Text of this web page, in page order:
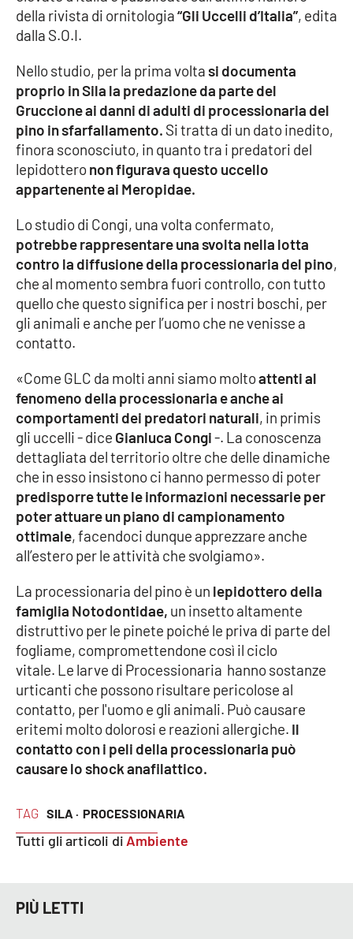
SPECIALI
Buona Sanità Calabria
LACALABRIAVISIONE
Destinazioni
Eventi
Food
Storie
LAC
NETWORK
Lactv.it
Laconair.it
Lacitymag.it
Lacapitalenews.it
Ilreggino.it
Cosenzachannel.it
Ilvibonese.it
Catanzarochannel.it
APP
Android
Apple
TAG SILA · PROCESSIONARIA
Tutti gli articoli di Ambiente
della rivista di ornitologia“Gli Uccelli d’Italia”, edita
dalla S.O.I.
Nello studio, per la prima voltasi documenta
proprio in Sila la predazione da parte del
Gruccione ai danni di adulti di processionaria del
pino in sfarfallamento. Si tratta di un dato inedito,
finora sconosciuto, in quanto tra i predatori del
lepidotteronon figurava questo uccello
appartenente ai Meropidae.
Lo studio di Congi, una volta confermato,
potrebbe rappresentare una svolta nella lotta
contro la diffusione della processionaria del pino,
che al momento sembra fuori controllo, con tutto
quello che questo significa per i nostri boschi, per
gli animali e anche per l’uomo che ne venisse a
contatto.
«Come GLC da molti anni siamo moltoattenti al
fenomeno della processionaria e anche ai
comportamenti dei predatori naturali, in primis
gli uccelli - dice Gianluca Congi-. La conoscenza
dettagliata del territorio oltre che delle dinamiche
che in esso insistono ci hanno permesso di poter
predisporre tutte le informazioni necessarie per
poter attuare un piano di campionamento
ottimale, facendoci dunque apprezzare anche
all’estero per le attività che svolgiamo».
La processionaria del pino è un lepidottero della
famiglia Notodontidae, un insetto altamente
distruttivo per le pinete poiché le priva di parte del
fogliame, compromettendone così il ciclo
vitale. Le larve di Processionaria hanno sostanze
urticanti che possono risultare pericolose al
contatto, per l'uomo e gli animali. Può causare
eritemi molto dolorosi e reazioni allergiche. Il
contatto con i peli della processionaria può
causare lo shock anafilattico.
PIÙ LETTI